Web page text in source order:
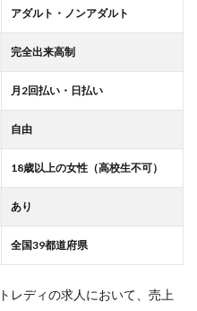
アダルト・ノンアダルト
完全出来高制
月2回払い・日払い
自由
18歳以上の女性（高校生不可）
あり
全国39都道府県
レディの求人において、売上